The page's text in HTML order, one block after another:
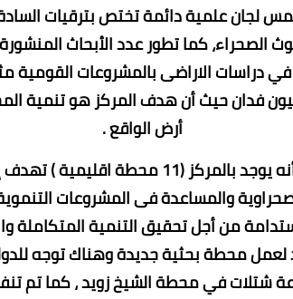
المركز في دراسات الاراضى بالمشروعات
ووسط سيناء بحوالي 1.5 مليون فدان حيث أن هدف
أرض الواقع .
وأشار رئيس مركز بحوث الصحراء إلي أنه
والمساعدة فى المشروعات
من أجل تحقيق التنمية المتكاملة
الجديد لعمل محطة بحثية جديدة وهناك
محطة الشيخ زويد ، كما تم تنفيذ 2000نموذج ارشادي في